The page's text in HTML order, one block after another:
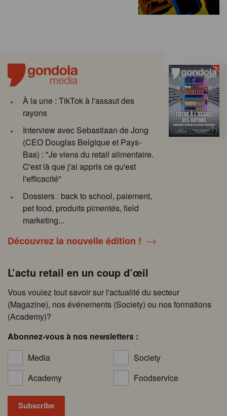
À la une : TikTok à l'assaut des
rayons
Interview avec Sebastiaan de Jong
(CEO Douglas Belgique et Pays-
Bas) : "Je viens du retail alimentaire.
C'est là que j'ai appris ce qu'est
l'efficacité"
Dossiers : back to school, paiement,
pet food, produits pimentés, field
marketing...
Découvrez la nouvelle édition !
L’actu retail en un coup d’œil
Vous voulez tout savoir sur l'actualité du secteur
(Magazine), nos événements (Society) ou nos formations
(Academy)?
Abonnez-vous à nos newsletters :
Media
Society
Academy
Foodservice